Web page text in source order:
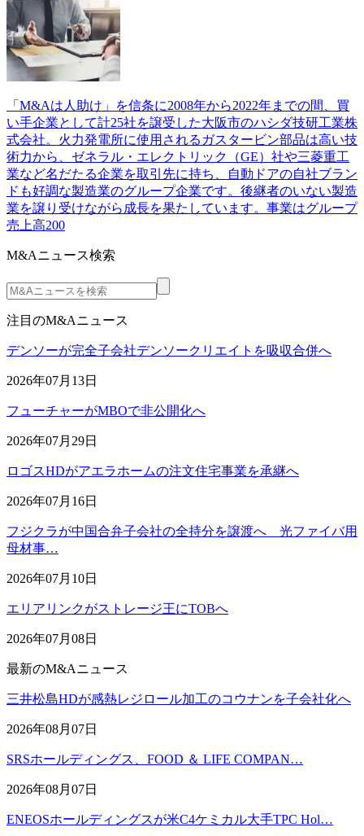
「M&Aは人助け」を信条に2008年から2022年までの間、買
い手企業として計25社を譲受した大阪市のハシダ技研工業株
式会社。火力発電所に使用されるガスタービン部品は高い技
術力から、ゼネラル・エレクトリック（GE）社や三菱重工
業など名だたる企業を取引先に持ち、自動ドアの自社ブラン
ドも好調な製造業のグループ企業です。後継者のいない製造
業を譲り受けながら成長を果たしています。事業はグループ
売上高200
M&Aニュース検索
注目のM&Aニュース
デンソーが完全子会社デンソークリエイトを吸収合併へ
2026年07月13日
フューチャーがMBOで非公開化へ
2026年07月29日
ロゴスHDがアエラホームの注文住宅事業を承継へ
2026年07月16日
フジクラが中国合弁子会社の全持分を譲渡へ 光ファイバ用
母材事…
2026年07月10日
エリアリンクがストレージ王にTOBへ
2026年07月08日
最新のM&Aニュース
三井松島HDが感熱レジロール加工のコウナンを子会社化へ
2026年08月07日
SRSホールディングス、FOOD ＆ LIFE COMPAN…
2026年08月07日
ENEOSホールディングスが米C4ケミカル大手TPC Hol…